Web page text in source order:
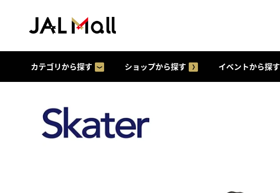
カテゴリから探す ショップから探す イベントから探す